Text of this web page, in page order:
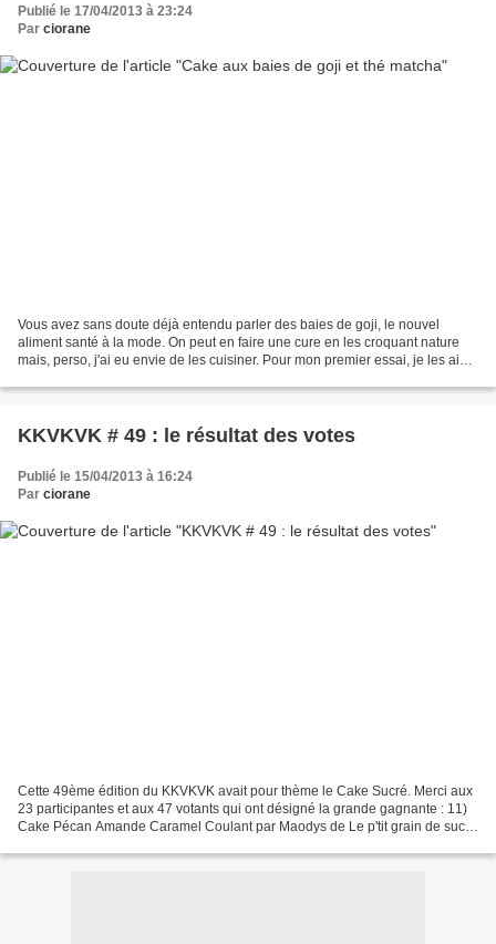
Publié le 17/04/2013 à 23:24
Par ciorane
Vous avez sans doute déjà entendu parler des baies de goji, le nouvel
aliment santé à la mode. On peut en faire une cure en les croquant nature
mais, perso, j'ai eu envie de les cuisiner. Pour mon premier essai, je les ai
KKVKVK # 49 : le résultat des votes
Publié le 15/04/2013 à 16:24
Par ciorane
Cette 49ème édition du KKVKVK avait pour thème le Cake Sucré. Merci aux
23 participantes et aux 47 votants qui ont désigné la grande gagnante : 11)
Cake Pécan Amande Caramel Coulant par Maodys de Le p'tit grain de sucre